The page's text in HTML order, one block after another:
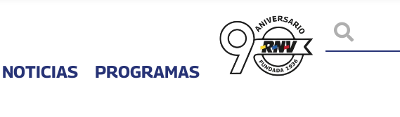
NOTICIAS PROGRAMAS